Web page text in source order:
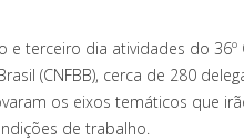
e terceiro dia atividades do
(CNFBB), cerca de 280
os eixos temáticos que
de trabalho.